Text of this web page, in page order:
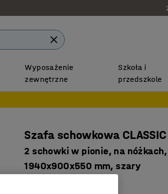
Wyposażenie
zewnętrzne
Szkoła i
przedszkole
Szafa schowkowa CLASSIC
2 schowki w pionie, na nóżkach,
1940x900x550 mm, szary